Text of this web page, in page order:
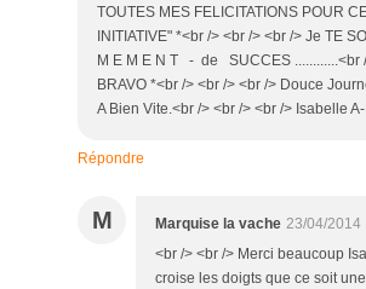
TOUTES MES FELICITATIONS POUR
INITIATIVE" *<br /> <br /> <br /> Je TE
M E M E N T - de SUCCES ............<br
BRAVO *<br /> <br /> <br /> Douce
A Bien Vite.<br /> <br /> <br /> Isabelle
Répondre
M Marquise la vache 23/04/2014
<br /> <br /> Merci beaucoup
croise les doigts que ce soit